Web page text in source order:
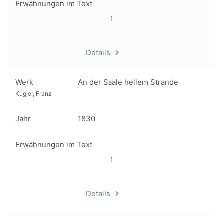
Erwähnungen im Text
1
Details
Werk An der Saale hellem Strande
Kugler, Franz
Jahr 1830
Erwähnungen im Text
1
Details